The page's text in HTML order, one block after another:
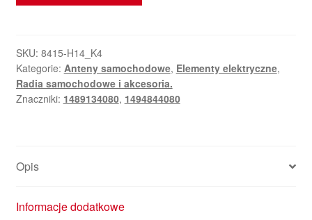
C8
Peugeot
807
1489134080
SKU: 8415-H14_K4
Kategorie: Anteny samochodowe, Elementy elektryczne,
Radia samochodowe i akcesoria.
Znaczniki: 1489134080, 1494844080
Opis
Informacje dodatkowe